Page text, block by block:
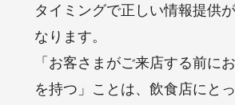
タイミングで正しい情報提供
なります。
「お客さまがご来店する前に
を持つ」ことは、飲食店にと